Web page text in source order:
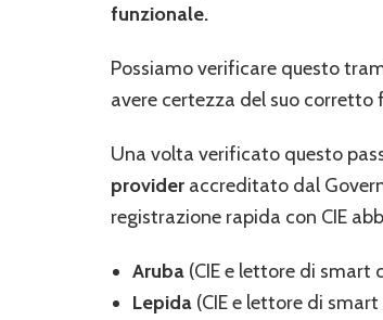
funzionale.
Possiamo verificare questo
avere certezza del suo corretto
Una volta verificato questo
provider accreditato dal
registrazione rapida con CIE
Aruba (CIE e lettore di smart
Lepida (CIE e lettore di